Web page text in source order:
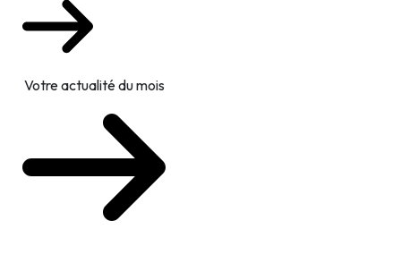
Votre actualité du mois